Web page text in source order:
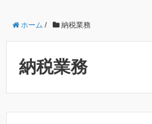
ホーム / 納税業務
納税業務